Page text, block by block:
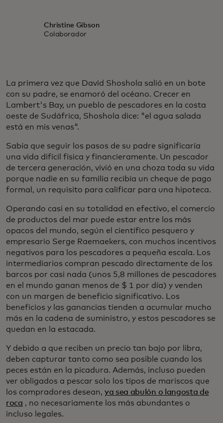
Christine Gibson
Colaborador
La primera vez que David Shoshola salió en un bote
con su padre, se enamoró del océano. Crecer en
Lambert's Bay, un pueblo de pescadores en la costa
oeste de Sudáfrica, Shoshola dice: "el agua salada
está en mis venas".
Sabía que seguir los pasos de su padre significaría
una vida difícil física y financieramente. Un pescador
de tercera generación, vivió en una choza toda su vida
porque nadie en su familia recibía un cheque de pago
formal, un requisito para calificar para una hipoteca.
Operando casi en su totalidad en efectivo, el comercio
de productos del mar puede estar entre los más
opacos del mundo, según el científico pesquero y
empresario Serge Raemaekers, con muchos incentivos
negativos para los pescadores a pequeña escala. Los
intermediarios compran pescado directamente de los
barcos por casi nada (unos 5,8 millones de pescadores
en el mundo ganan menos de $ 1 por día) y venden
con un margen de beneficio significativo. Los
beneficios y las ganancias tienden a acumular mucho
más en la cadena de suministro, y estos pescadores se
quedan en la estacada.
Y debido a que reciben un precio tan bajo por libra,
deben capturar tanto como sea posible cuando los
peces están en la picadura. Además, incluso pueden
ver obligados a pescar solo los tipos de mariscos que
los compradores desean, ya sea abulón o langosta de
roca , no necesariamente los más abundantes o
incluso legales.